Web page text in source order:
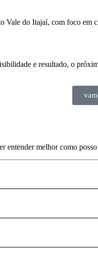
do Itajaí, com foco em
e resultado, o
entender melhor como